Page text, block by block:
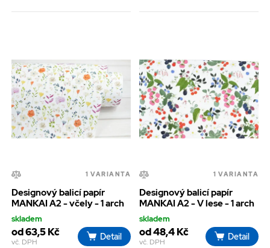
1 VARIANTA
Designový balicí papír
MANKAI A2 - včely - 1 arch
skladem
od 63,5 Kč
vč. DPH
Detail
1 VARIANTA
Designový balicí papír
MANKAI A2 - V lese - 1 arch
skladem
od 48,4 Kč
vč. DPH
Detail